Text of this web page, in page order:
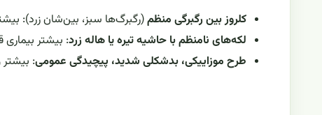
کلروز بین رگبرگی منظم(رگبرگ‌ها سبز، بین‌شان زرد):
لکه‌های نامنظم با حاشیه تیره یا هاله زرد: بیشتر بیماری
طرح موزاییکی، بدشکلی شدید، پیچیدگی عمومی: